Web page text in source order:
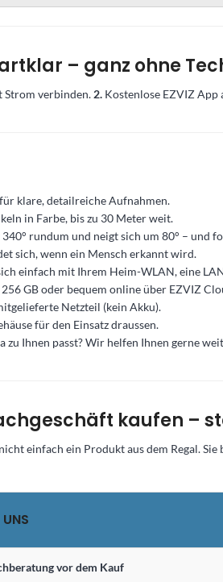
– ganz ohne
Strom verbinden. 2. Kostenlose EZVIZ App
klare, detailreiche Aufnahmen.
in Farbe, bis zu 30 Meter weit.
rundum und neigt sich um 80° – und
sich, wenn ein Mensch erkannt wird.
einfach mit Ihrem Heim-WLAN, eine
GB oder bequem online über EZVIZ
Netzteil (kein Akku).
für den Einsatz draussen.
zu Ihnen passt? Wir helfen Ihnen gerne
kaufen –
einfach ein Produkt aus dem Regal. Sie
UNS
vor dem Kauf